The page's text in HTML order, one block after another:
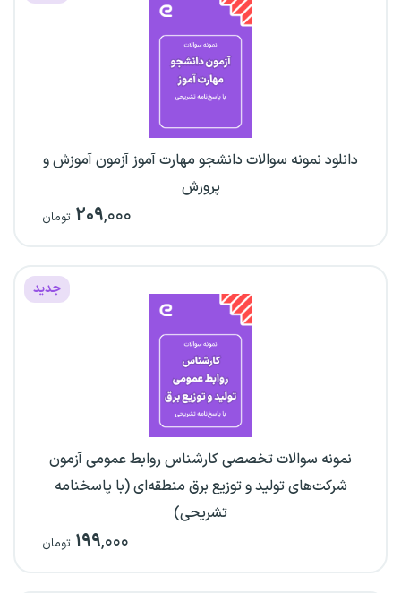
دانلود نمونه سوالات دانشجو مهارت آموز آزمون آموزش و
پرورش
۲۰۹,۰۰۰ تومان
جدید
نمونه سوالات تخصصی کارشناس روابط عمومی آزمون
شرکت‌های تولید و توزیع برق منطقه‌ای (با پاسخنامه
تشریحی)
۱۹۹,۰۰۰ تومان